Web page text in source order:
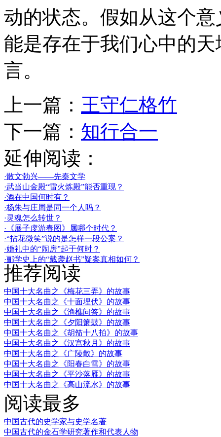
动的状态。假如从这个
能是存在于我们心中的
言。
上一篇： 王守仁格竹
下一篇： 知行合一
延伸阅读：
·散文勃兴——先秦文学
·武当山金殿“雷火炼殿”能否重现？
·酒在中国何时有？
·杨朱与庄周是同一个人吗？
·灵魂怎么转世？
·《展子虔游春图》属哪个时代？
·“拈花微笑”说的是怎样一段公案？
·婚礼中的“闹房”起于何时？
·郦学史上的“戴袭赵书”疑案真相如何？
推荐阅读
中国十大名曲之《梅花三弄》的故事
中国十大名曲之《十面埋伏》的故事
中国十大名曲之《渔樵问答》的故事
中国十大名曲之《夕阳箫鼓》的故事
中国十大名曲之《胡笳十八拍》的故事
中国十大名曲之《汉宫秋月》的故事
中国十大名曲之《广陵散》的故事
中国十大名曲之《阳春白雪》的故事
中国十大名曲之《平沙落雁》的故事
中国十大名曲之《高山流水》的故事
阅读最多
中国古代的史学家与史学名著
中国古代的金石学研究著作和代表人物